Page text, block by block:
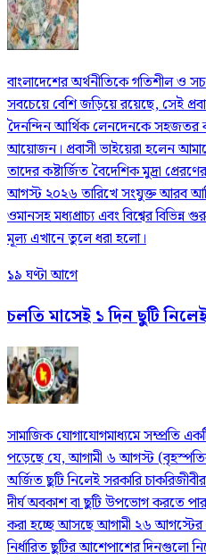
বাংলাদেশের অর্থনীতিকে গতিশীল ও
সবচেয়ে বেশি জড়িয়ে রয়েছে, সেই
দৈনন্দিন আর্থিক লেনদেনকে সহজতর
আয়োজন। প্রবাসী ভাইয়েরা হলেন
তাদের কষ্টার্জিত বৈদেশিক মুদ্রা
আগস্ট ২০২৬ তারিখে সংযুক্ত আরব
ওমানসহ মধ্যপ্রাচ্য এবং বিশ্বের বিভিন্ন
মূল্য এখানে তুলে ধরা হলো।
১৯ ঘণ্টা আগে
চলতি মাসেই ১ দিন ছুটি
সামাজিক যোগাযোগমাধ্যমে সম্প্রতি
পড়েছে যে, আগামী ৬ আগস্ট
অর্জিত ছুটি নিলেই সরকারি
দীর্ঘ অবকাশ বা ছুটি উপভোগ করতে
করা হচ্ছে আসছে আগামী ২৬ আগস্টের
নির্ধারিত ছুটির আশেপাশের দিনগুলো